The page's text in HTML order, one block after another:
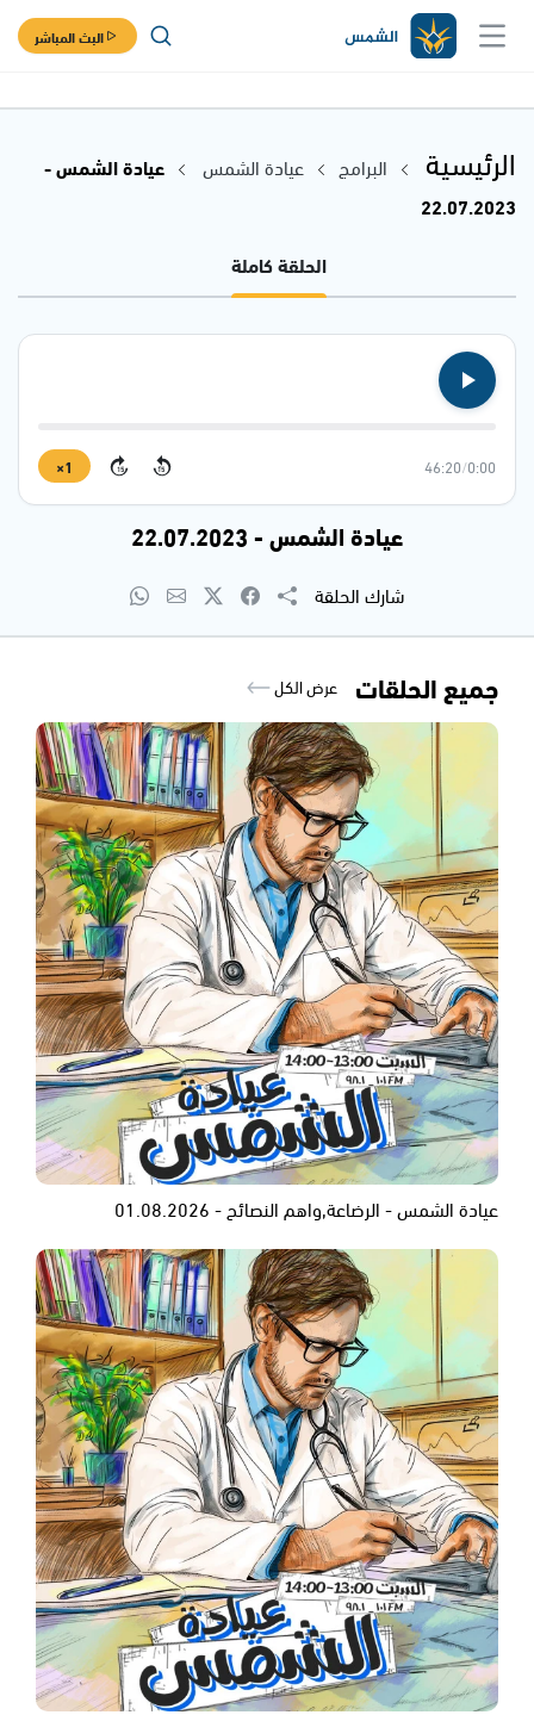
البث المباشر
الرئيسية البرامج عيادة الشمس
عيادة الشمس -
22.07.2023
الحلقة كاملة
0:00
/
46:20
15
15
1×
عيادة الشمس - 22.07.2023
شارك الحلقة
جميع الحلقات عرض الكل
عيادة الشمس - الرضاعة,واهم النصائح - 01.08.2026